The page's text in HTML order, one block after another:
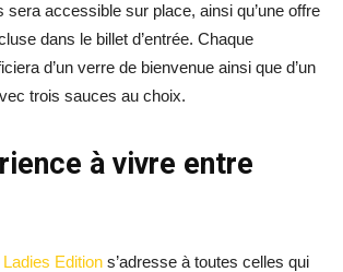
sera accessible sur place, ainsi qu’une offre
dans le billet d’entrée. Chaque
d’un verre de bienvenue ainsi que d’un
trois sauces au choix.
à vivre entre
Edition s’adresse à toutes celles qui